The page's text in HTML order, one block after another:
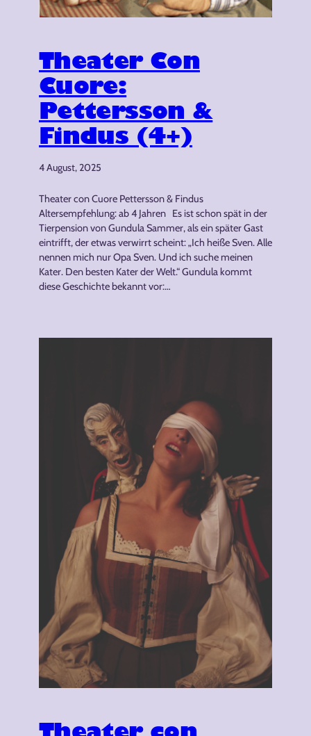
Theater Con
Cuore:
Pettersson &
Findus (4+)
4 August, 2025
Theater con Cuore Pettersson & Findus
Altersempfehlung: ab 4 Jahren Es ist schon spät in der
Tierpension von Gundula Sammer, als ein später Gast
eintrifft, der etwas verwirrt scheint: „Ich heiße Sven. Alle
nennen mich nur Opa Sven. Und ich suche meinen
Kater. Den besten Kater der Welt.“ Gundula kommt
diese Geschichte bekannt vor:…